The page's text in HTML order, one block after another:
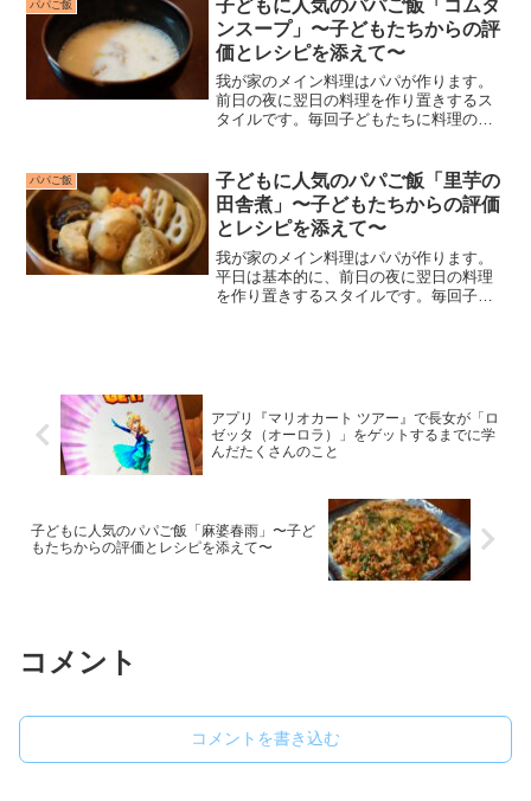
が“子どもに人気のレシピ”...
パパご飯
子どもに人気のパパご飯「コムタ
ンスープ」〜子どもたちからの評
価とレシピを添えて〜
我が家のメイン料理はパパが作ります。
前日の夜に翌日の料理を作り置きするス
タイルです。毎回子どもたちに料理の評
身が“子どもに人気のレシピ”を探すのにい
つも苦労してきたので...
パパご飯
子どもに人気のパパご飯「里芋の
田舎煮」〜子どもたちからの評価
とレシピを添えて〜
我が家のメイン料理はパパが作ります。
平日は基本的に、前日の夜に翌日の料理
を作り置きするスタイルです。毎回子ど
アプリ『マリオカート ツアー』で長女が「ロ
ゼッタ（オーロラ）」をゲットするまでに学
んだたくさんのこと
子どもに人気のパパご飯「麻婆春雨」〜子ど
もたちからの評価とレシピを添えて〜
コメント
コメントを書き込む